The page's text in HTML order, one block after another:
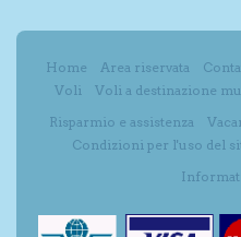
Home Area riservata
Voli
Voli a destinazione
Risparmio e assistenza
Condizioni per l'uso del